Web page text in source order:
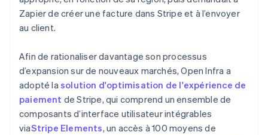
Zapier de créer une facture dans Stripe et à l’envoyer
au client.
Afin de rationaliser davantage son processus
d’expansion sur de nouveaux marchés, Open Infra a
adopté la solution d'optimisation de l'expérience de
paiement de Stripe, qui comprend un ensemble de
composants d’interface utilisateur intégrables
viaStripe Elements, un accès à 100 moyens de